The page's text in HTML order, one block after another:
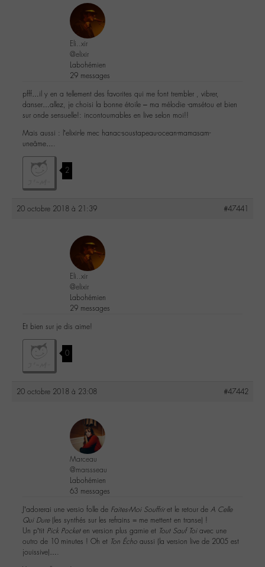
Eli..xir
@elixir
Labohémien
29 messages
pfff…il y en a tellement des favorites qui me font trembler , vibrer,
danser…allez, je choisi la bonne étoile – ma mélodie -amsétou et bien
sur onde sensuelle!: incontournables en live selon moi!!
Mais aussi : l’elixir-le mec hanac-soustapeau-ocean-mamasam-
uneâme….
2
20 octobre 2018 à 21:39 #47441
Eli..xir
@elixir
Labohémien
29 messages
Et bien sur je dis aime!
0
20 octobre 2018 à 23:08 #47442
Marceau
@marssseau
Labohémien
63 messages
J’adorerai une versio folle de Faites-Moi Souffriret le retour de A Celle
Qui Dure(les synthés sur les refrains = me mettent en transe) !
Un p’tit Pick Pocketen version plus garnie et Tout Sauf Toiavec une
outro de 10 minutes ! Oh et Ton Écho aussi (la version live de 2005 est
jouissive)….